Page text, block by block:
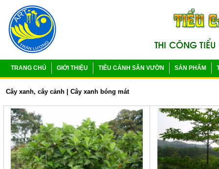
TRANG CHỦ GIỚI THIỆU TIỂU CẢNH SÂN VƯỜN SẢN PHẨM
Cây xanh, cây cảnh Cây xanh bóng mát